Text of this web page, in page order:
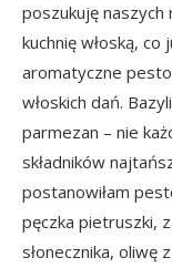
poszukuję naszych
kuchnię włoską, co
aromatyczne
włoskich dań.
parmezan – nie
składników
postanowiłam
pęczka pietruszki,
słonecznika, oliwę